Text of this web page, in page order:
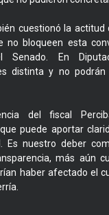
cuestionó la actitud
no bloqueen esta
Senado. En
distinta y no podrán
del fiscal
puede aportar
Es nuestro deber
más aún
haber afectado el